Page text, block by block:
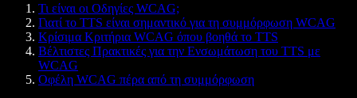
Τι είναι οι Οδηγίες WCAG;
Γιατί το TTS είναι σημαντικό για τη συμμόρφωση WCAG
Κρίσιμα Κριτήρια WCAG όπου βοηθά το TTS
Βέλτιστες Πρακτικές για την Ενσωμάτωση του TTS με
WCAG
Οφέλη WCAG πέρα από τη συμμόρφωση